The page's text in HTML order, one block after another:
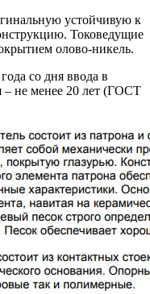
устойчивую к
Токоведущие
олово-никель.
со дня ввода в
– не менее 20 лет (ГОСТ